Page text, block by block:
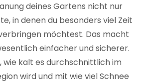
deines Gartens nicht nur
in denen du besonders viel Zeit
möchtest. Das macht
einfacher und sicherer.
wie kalt es durchschnittlich im
wird und mit wie viel Schnee